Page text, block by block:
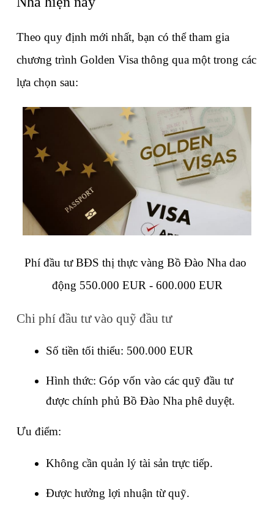
Theo quy định mới nhất, bạn có thể tham gia
chương trình Golden Visa thông qua một trong các
lựa chọn sau:
Phí đầu tư BĐS thị thực vàng Bồ Đào Nha dao
động 550.000 EUR - 600.000 EUR
Chi phí đầu tư vào quỹ đầu tư
Số tiền tối thiểu: 500.000 EUR
Hình thức: Góp vốn vào các quỹ đầu tư
được chính phủ Bồ Đào Nha phê duyệt.
Ưu điểm:
Không cần quản lý tài sản trực tiếp.
Được hưởng lợi nhuận từ quỹ.